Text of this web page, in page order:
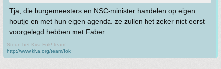
Tja, die burgemeesters en NSC-minister handelen op eigen
houtje en met hun eigen agenda. ze zullen het zeker niet eerst
voorgelegd hebben met Faber.
Steun het Kiva Fok! team!
http://www.kiva.org/team/fok